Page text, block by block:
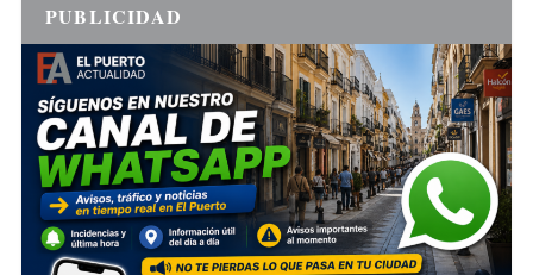
PUBLICIDAD